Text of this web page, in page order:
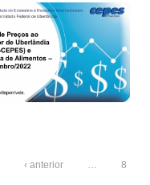
‹ anterior 8